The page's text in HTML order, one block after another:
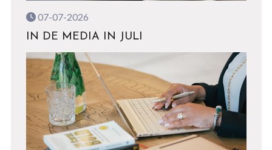
07-07-2026
IN DE MEDIA IN JULI